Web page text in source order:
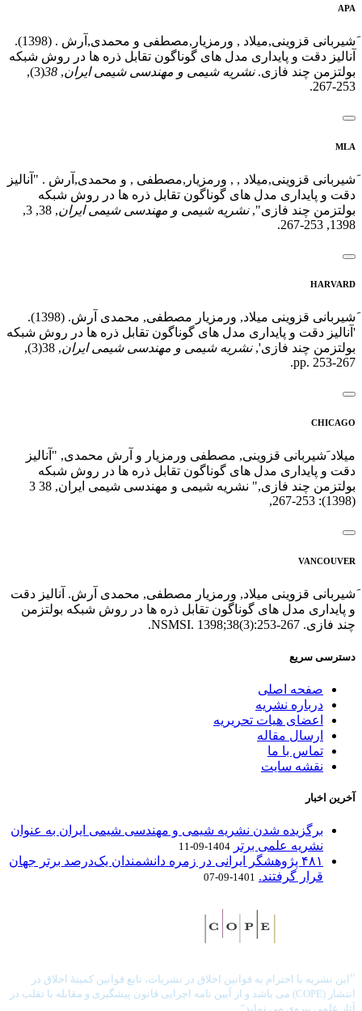
APA
َشیربانی قزوینی,میلاد , ورمزیار,مصطفی و محمدی,آرش . (1398).
آنالیز دقت و پایداری مدل های گوناگون تقابل ذره ها در روش شبکه
بولتزمن چند فازی.نشریه شیمی و مهندسی شیمی ایران,
38
(3),
253-267.
MLA
َشیربانی قزوینی,میلاد , , ورمزیار,مصطفی , و محمدی,آرش . "آنالیز
دقت و پایداری مدل های گوناگون تقابل ذره ها در روش شبکه
بولتزمن چند فازی",نشریه شیمی و مهندسی شیمی ایران
, 38, 3,
1398, 253-267.
HARVARD
َشیربانی قزوینی میلاد, ورمزیار مصطفی, محمدی آرش. (1398).
'آنالیز دقت و پایداری مدل های گوناگون تقابل ذره ها در روش شبکه
بولتزمن چند فازی',نشریه شیمی و مهندسی شیمی ایران
, 38(3),
pp. 253-267.
CHICAGO
میلاد َشیربانی قزوینی, مصطفی ورمزیار و آرش محمدی, "آنالیز
دقت و پایداری مدل های گوناگون تقابل ذره ها در روش شبکه
بولتزمن چند فازی," نشریه شیمی و مهندسی شیمی ایران, 38 3
(1398): 253-267,
VANCOUVER
َشیربانی قزوینی میلاد, ورمزیار مصطفی, محمدی آرش. آنالیز دقت
و پایداری مدل های گوناگون تقابل ذره ها در روش شبکه بولتزمن
چند فازی. NSMSI. 1398;38(3):253-267.
دسترسی سریع
صفحه اصلی
درباره نشریه
اعضای هیات تحریریه
ارسال مقاله
تماس با ما
نقشه سایت
آخرین اخبار
برگزیده شدن نشریه شیمی و مهندسی شیمی ایران به عنوان
نشریه علمی برتر 1404-09-11
۴۸۱ پژوهشگر ایرانی در زمره دانشمندان یک‌درصد برتر جهان
قرار گرفتند. 1401-09-07
" این نشریه با احترام به قوانین اخلاق در نشریات، تابع قوانین کمیتۀ اخلاق در
انتشار (COPE) می باشد و از آیین نامه اجرایی قانون پیشگیری و مقابله با تقلب در
آثار علمی پیروی می نماید".